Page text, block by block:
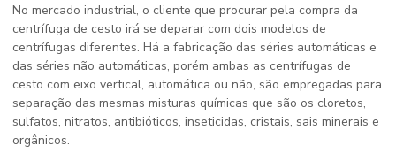
No mercado industrial, o cliente que procurar pela compra da
centrífuga de cesto irá se deparar com dois modelos de
centrífugas diferentes. Há a fabricação das séries automáticas e
das séries não automáticas, porém ambas as centrífugas de
cesto com eixo vertical, automática ou não, são empregadas para
separação das mesmas misturas químicas que são os cloretos,
sulfatos, nitratos, antibióticos, inseticidas, cristais, sais minerais e
orgânicos.